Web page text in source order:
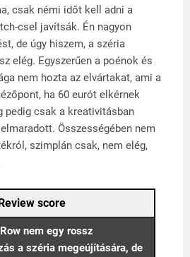
csak némi időt kell adni a
csel javítsák. Én nagyon
de úgy hiszem, a széria
elég. Egyszerűen a poénok és
nem hozta az elvártakat, ami a
ha 60 eurót elkérnek
pedig csak a kreativitásban
Összességében nem
szimplán csak, nem elég,
score
nem egy rossz
a széria megeújítására, de